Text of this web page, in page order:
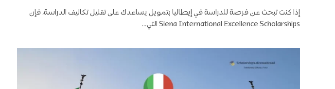
إذا كنت تبحث عن فرصة للدراسة في إيطاليا بتمويل يساعدك على تقليل تكاليف الدراسة، فإن
Siena International Excellence Scholarships التي…